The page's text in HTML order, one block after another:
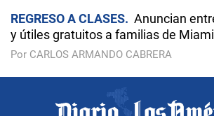
REGRESO A CLASES
Anuncian
y útiles gratuitos a familias de Miami
Por CARLOS ARMANDO CABRERA